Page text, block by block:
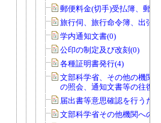
郵便料金(切手)受払簿、郵便
旅行伺、旅行命令簿、出張報
学内通知文書(0)
公印の制定及び改刻(0)
各種証明書発行(4)
文部科学省、その他の機関、
の照会、通知文書等の往復文
届出書等意思確認を行うため
文部科学省その他機関への報